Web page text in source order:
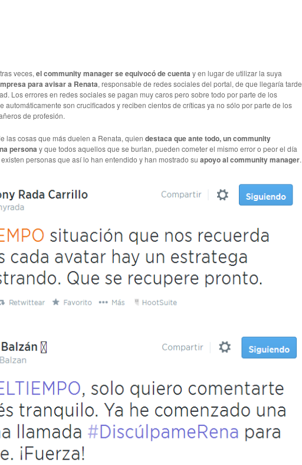
veces, el community manager se equivocó de cuenta y en lugar de utilizar la suya
para avisar a Renata, responsable de redes sociales del portal, de que llegaría tarde
Los errores en redes sociales se pagan muy caros pero sobre todo por parte de los
automáticamente son crucificados y reciben cientos de críticas ya no sólo por parte de los
de profesión.
las cosas que más duelen a Renata, quien destaca que ante todo, un community
persona y que todos aquellos que se burlan, pueden cometer el mismo error o peor el día
personas que así lo han entendido y han mostrado su apoyo al community manager.